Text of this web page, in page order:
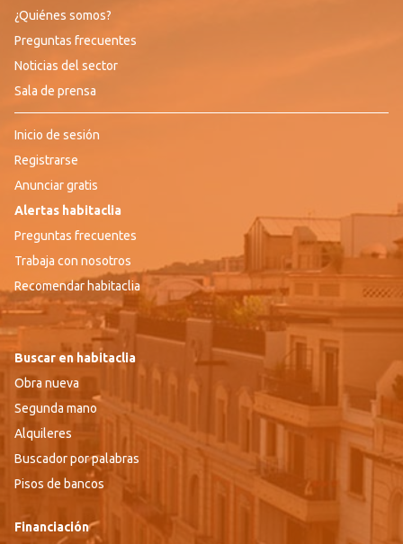
¿Quiénes somos?
Preguntas frecuentes
Noticias del sector
Sala de prensa
Inicio de sesión
Registrarse
Anunciar gratis
Alertas habitaclia
Preguntas frecuentes
Trabaja con nosotros
Recomendar habitaclia
Buscar en habitaclia
Obra nueva
Segunda mano
Alquileres
Buscador por palabras
Pisos de bancos
Financiación